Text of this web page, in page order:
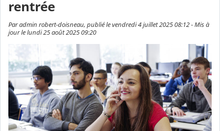
rentrée
Par admin robert-doisneau, publié le vendredi 4 juillet 2025 08:12 - Mis à
jour le lundi 25 août 2025 09:20